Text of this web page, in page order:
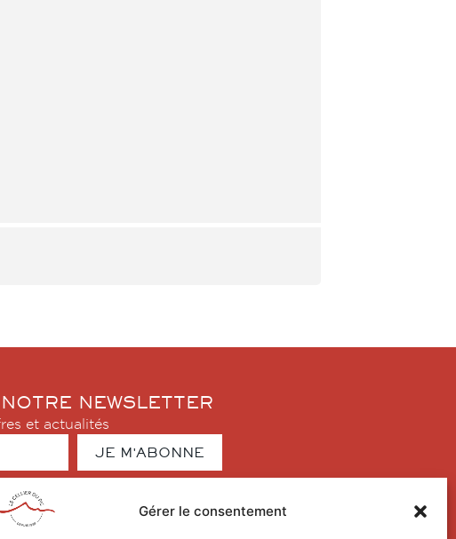
Gérer le consentement
NEWSLETTER
et actualités
de
du